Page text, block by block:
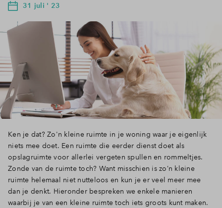
31 juli ' 23
Ken je dat? Zo'n kleine ruimte in je woning waar je eigenlijk
niets mee doet. Een ruimte die eerder dienst doet als
opslagruimte voor allerlei vergeten spullen en rommeltjes.
Zonde van de ruimte toch? Want misschien is zo’n kleine
ruimte helemaal niet nutteloos en kun je er veel meer mee
dan je denkt. Hieronder bespreken we enkele manieren
waarbij je van een kleine ruimte toch iets groots kunt maken.